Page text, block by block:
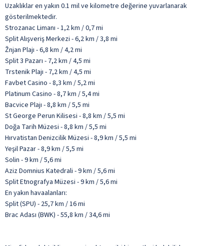
Uzaklıklar en yakın 0.1 mil ve kilometre değerine yuvarlanarak
gösterilmektedir.
Strozanac Limanı - 1,2 km / 0,7 mi
Split Alışveriş Merkezi - 6,2 km / 3,8 mi
Žnjan Plajı - 6,8 km / 4,2 mi
Split 3 Pazarı - 7,2 km / 4,5 mi
Trstenik Plajı - 7,2 km / 4,5 mi
Favbet Casino - 8,3 km / 5,2 mi
Platinum Casino - 8,7 km / 5,4 mi
Bacvice Plajı - 8,8 km / 5,5 mi
St George Perun Kilisesi - 8,8 km / 5,5 mi
Doğa Tarih Müzesi - 8,8 km / 5,5 mi
Hırvatistan Denizcilik Müzesi - 8,9 km / 5,5 mi
Yeşil Pazar - 8,9 km / 5,5 mi
Solin - 9 km / 5,6 mi
Aziz Domnius Katedrali - 9 km / 5,6 mi
Split Etnografya Müzesi - 9 km / 5,6 mi
En yakın havaalanları:
Split (SPU) - 25,7 km / 16 mi
Brac Adası (BWK) - 55,8 km / 34,6 mi